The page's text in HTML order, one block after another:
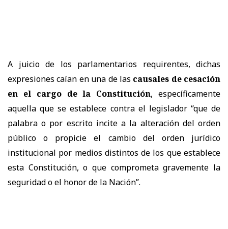
A juicio de los parlamentarios requirentes, dichas
expresiones caían en una de las causales de cesación
en el cargo de la Constitución, específicamente
aquella que se establece contra el legislador “que de
palabra o por escrito incite a la alteración del orden
público o propicie el cambio del orden jurídico
institucional por medios distintos de los que establece
esta Constitución, o que comprometa gravemente la
seguridad o el honor de la Nación”.